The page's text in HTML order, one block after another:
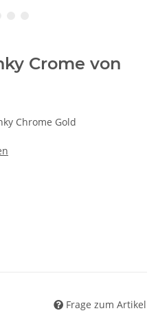
Crome von
Chrome Gold
Frage zum Artikel